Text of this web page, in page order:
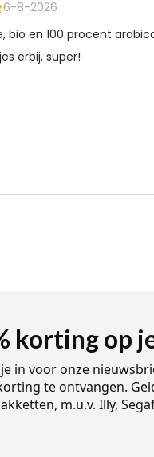
korting op
in voor onze
te ontvangen.
m.u.v. Illy,